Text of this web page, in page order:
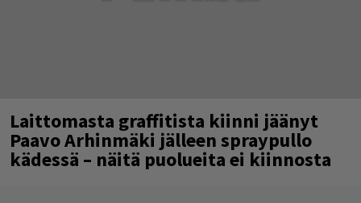
Laittomasta graffitista kiinni jäänyt
Paavo Arhinmäki jälleen spraypullo
kädessä – näitä puolueita ei kiinnosta